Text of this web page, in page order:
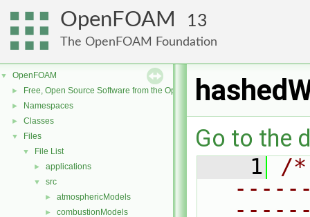
OpenFOAM 13
The OpenFOAM Foundation
▼ OpenFOAM
► Free, Open Source Software from the OpenFOAM Foundation
► Namespaces
► Classes
▼ Files
▼ File List
► applications
▼ src
► atmosphericModels
► combustionModels
Go to the
    1
/